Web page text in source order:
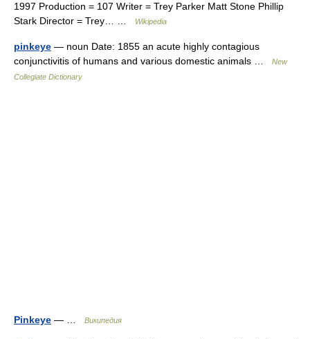
1997 Production = 107 Writer = Trey Parker Matt Stone Phillip
Stark Director = Trey… …
Wikipedia
pinkeye — noun Date: 1855 an acute highly contagious
conjunctivitis of humans and various domestic animals …
New
Collegiate Dictionary
Pinkeye — … Википедия